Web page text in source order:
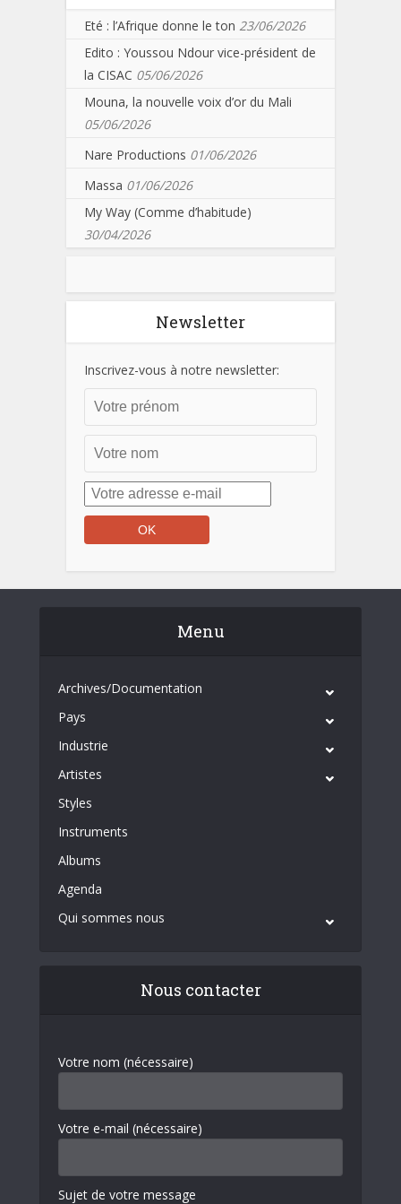
Eté : l’Afrique donne le ton 23/06/2026
Edito : Youssou Ndour vice-président de
la CISAC 05/06/2026
Mouna, la nouvelle voix d’or du Mali
05/06/2026
Nare Productions 01/06/2026
Massa 01/06/2026
My Way (Comme d’habitude)
30/04/2026
Newsletter
Inscrivez-vous à notre newsletter:
Menu
Archives/Documentation
Pays
Industrie
Artistes
Styles
Instruments
Albums
Agenda
Qui sommes nous
Nous contacter
Votre nom (nécessaire)
Votre e-mail (nécessaire)
Sujet de votre message